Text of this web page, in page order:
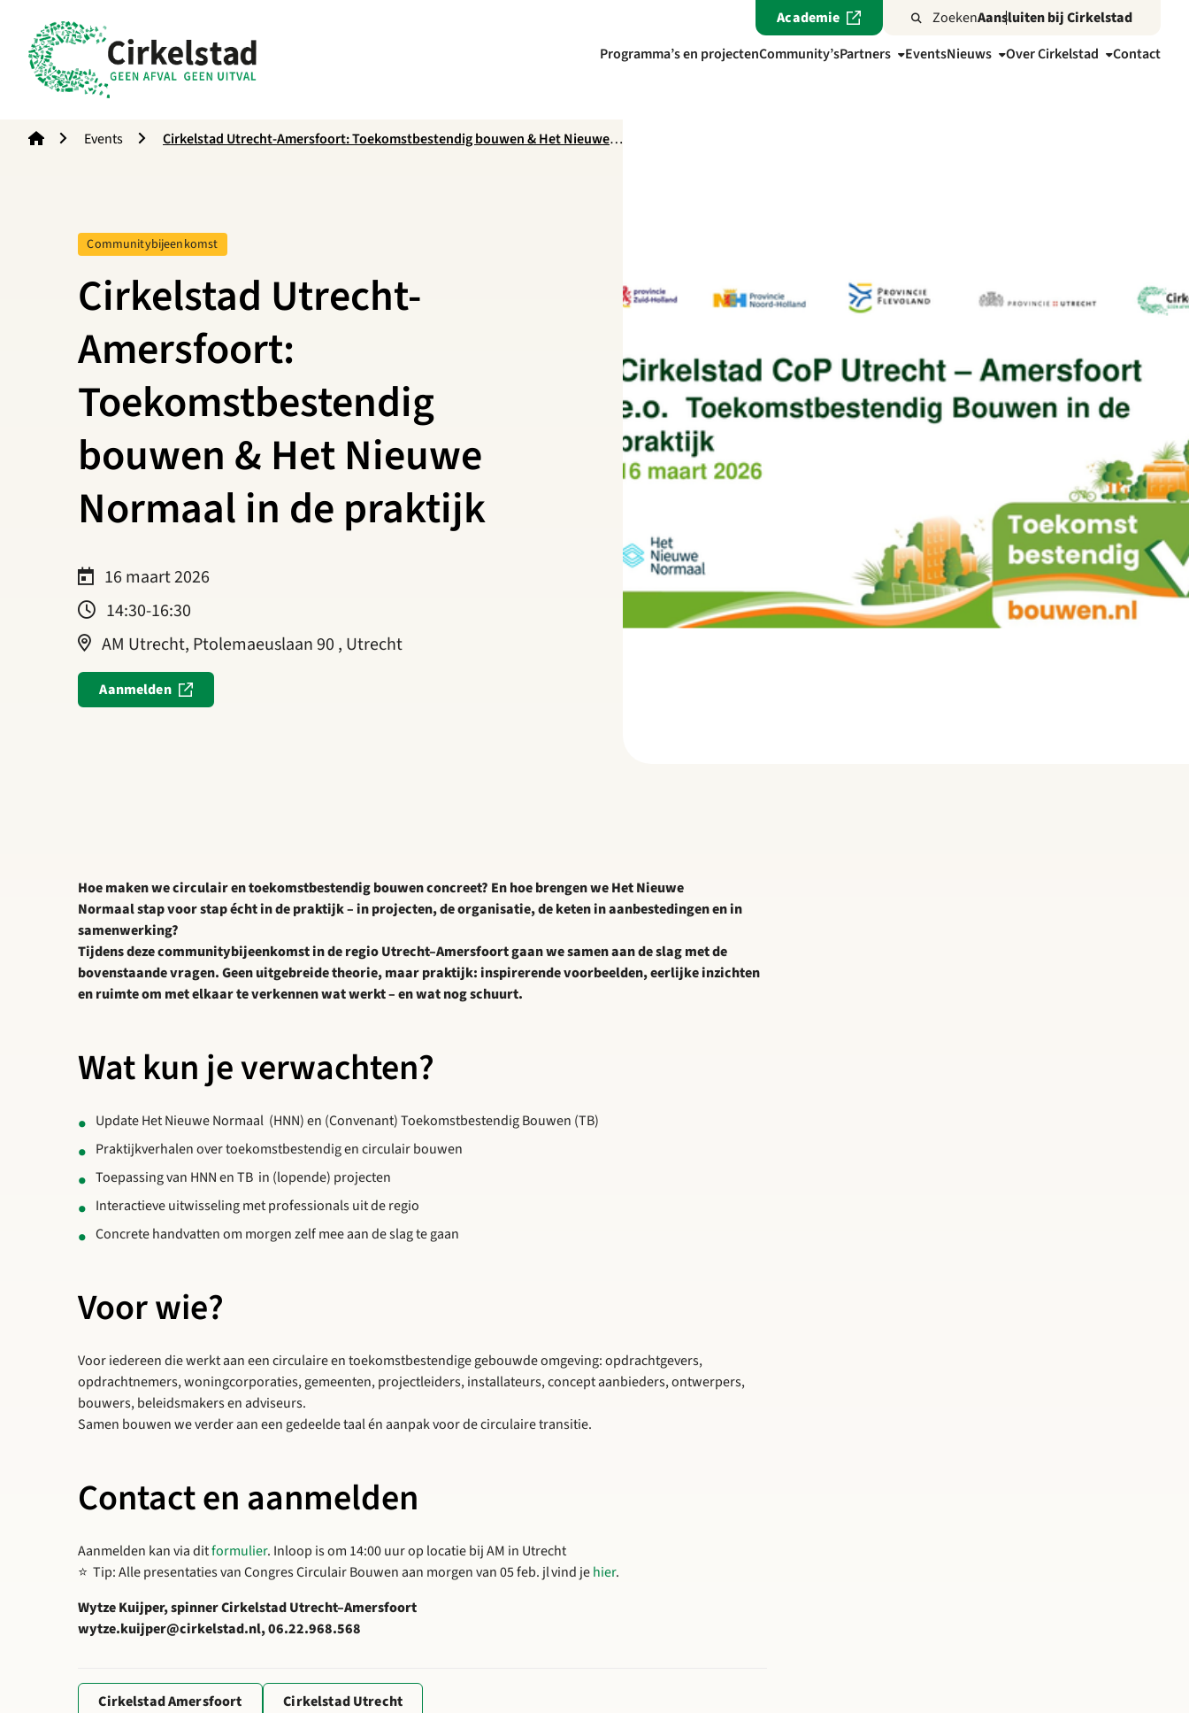
Academie ZoekenAansluiten bij Cirkelstad
Programma’s en projectenCommunity’sPartners EventsNieuws Over Cirkelstad Contact
Events
Cirkelstad Utrecht-Amersfoort: Toekomstbestendig bouwen & Het Nieuwe
Cirkelstad Utrecht-
Amersfoort:
Toekomstbestendig
bouwen & Het Nieuwe
Normaal in de praktijk
Tag:
Communitybijeenkomst
16 maart 2026
14:30-16:30
AM Utrecht, Ptolemaeuslaan 90 , Utrecht
Aanmelden
Hoe maken we circulair en toekomstbestendig bouwen concreet? En hoe brengen we Het Nieuwe
Normaal stap voor stap écht in de praktijk – in projecten, de organisatie, de keten in aanbestedingen en in
samenwerking?
Tijdens deze communitybijeenkomst in de regio Utrecht–Amersfoort gaan we samen aan de slag met de
bovenstaande vragen. Geen uitgebreide theorie, maar praktijk: inspirerende voorbeelden, eerlijke inzichten
en ruimte om met elkaar te verkennen wat werkt – en wat nog schuurt.
Wat kun je verwachten?
Update Het Nieuwe Normaal (HNN) en (Convenant) Toekomstbestendig Bouwen (TB)
Praktijkverhalen over toekomstbestendig en circulair bouwen
Toepassing van HNN en TB in (lopende) projecten
Interactieve uitwisseling met professionals uit de regio
Concrete handvatten om morgen zelf mee aan de slag te gaan
Voor wie?
Voor iedereen die werkt aan een circulaire en toekomstbestendige gebouwde omgeving: opdrachtgevers,
opdrachtnemers, woningcorporaties, gemeenten, projectleiders, installateurs, concept aanbieders, ontwerpers,
bouwers, beleidsmakers en adviseurs.
Samen bouwen we verder aan een gedeelde taal én aanpak voor de circulaire transitie.
Contact en aanmelden
Aanmelden kan via ditformulier. Inloop is om 14:00 uur op locatie bij AM in Utrecht
⭐ Tip: Alle presentaties van Congres Circulair Bouwen aan morgen van 05 feb. jl vind jehier.
Wytze Kuijper, spinner Cirkelstad Utrecht–Amersfoort
wytze.kuijper@cirkelstad.nl, 06.22.968.568
Cirkelstad Amersfoort Cirkelstad Utrecht